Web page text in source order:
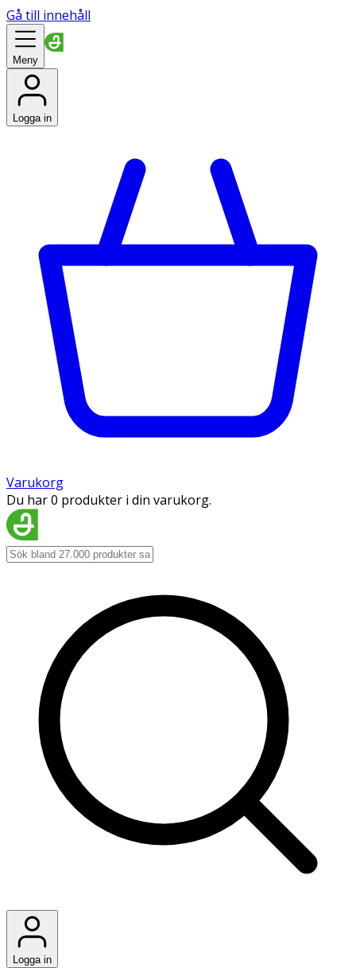
Gå till innehåll
Meny
Logga in
Varukorg
Du har 0 produkter i din varukorg.
Logga in